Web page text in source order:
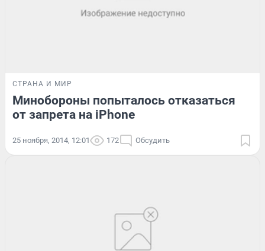
СТРАНА И МИР
Минобороны попыталось отказаться
от запрета на iPhone
25 ноября, 2014, 12:01 172 Обсудить